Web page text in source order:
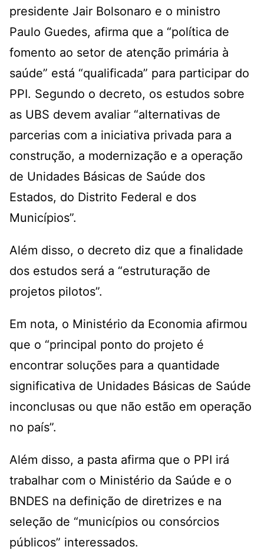
presidente Jair Bolsonaro e o ministro
Paulo Guedes, afirma que a “política de
fomento ao setor de atenção primária à
saúde” está “qualificada” para participar do
PPI. Segundo o decreto, os estudos sobre
as UBS devem avaliar “alternativas de
parcerias com a iniciativa privada para a
construção, a modernização e a operação
de Unidades Básicas de Saúde dos
Estados, do Distrito Federal e dos
Municípios”.
Além disso, o decreto diz que a finalidade
dos estudos será a “estruturação de
projetos pilotos”.
Em nota, o Ministério da Economia afirmou
que o “principal ponto do projeto é
encontrar soluções para a quantidade
significativa de Unidades Básicas de Saúde
inconclusas ou que não estão em operação
no país”.
Além disso, a pasta afirma que o PPI irá
trabalhar com o Ministério da Saúde e o
BNDES na definição de diretrizes e na
seleção de “municípios ou consórcios
públicos” interessados.